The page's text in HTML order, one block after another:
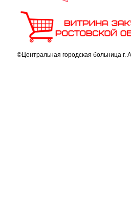
©Центральная городская больница г.